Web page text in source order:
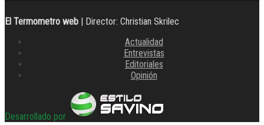
El Termometro web | Director: Christian Skrilec
Actualidad
Entrevistas
Editoriales
Opinión
Desarrollado por